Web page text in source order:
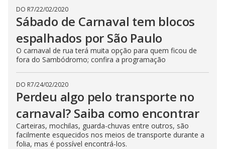
DO R7/22/02/2020
Sábado de Carnaval tem blocos
espalhados por São Paulo
O carnaval de rua terá muita opção para quem ficou de
fora do Sambódromo; confira a programação
DO R7/24/02/2020
Perdeu algo pelo transporte no
carnaval? Saiba como encontrar
Carteiras, mochilas, guarda-chuvas entre outros, são
facilmente esquecidos nos meios de transporte durante a
folia, mas é possível encontrá-los.